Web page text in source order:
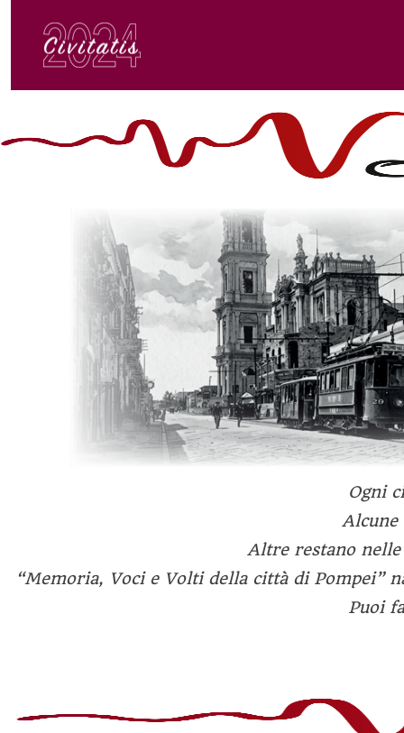
Ogni
Alcune
Altre restano
“Memoria, Voci e Volti della città di Pompei”
Puoi